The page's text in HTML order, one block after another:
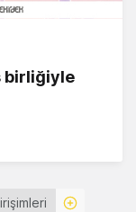
birliğiyle